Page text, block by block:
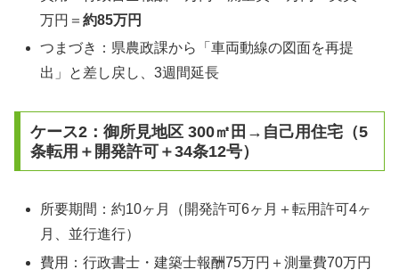
万円＝約85万円
つまづき：県農政課から「車両動線の図面を再提
出」と差し戻し、3週間延長
ケース2：御所見地区 300㎡田→自己用住宅（5
条転用＋開発許可＋34条12号）
所要期間：約10ヶ月（開発許可6ヶ月＋転用許可4ヶ
月、並行進行）
費用：行政書士・建築士報酬75万円＋測量費70万円